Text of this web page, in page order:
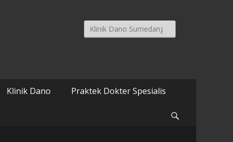
Search
for:
Klinik Dano Praktek Dokter Spesialis